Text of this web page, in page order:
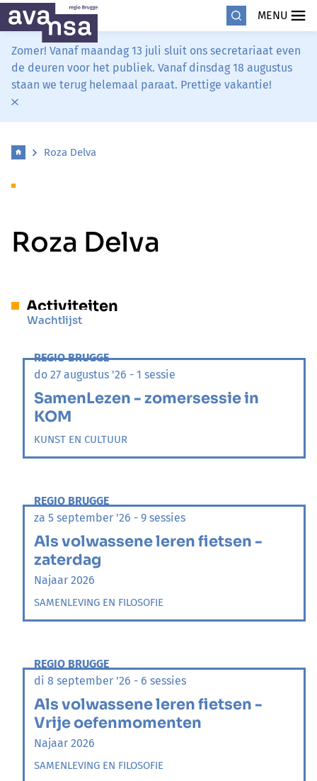
MENU
Zomer! Vanaf maandag 13 juli sluit ons secretariaat even
de deuren voor het publiek. Vanaf dinsdag 18 augustus
staan we terug helemaal paraat. Prettige vakantie!
Roza Delva
Roza Delva
Activiteiten
Wachtlijst
REGIO BRUGGE
do 27 augustus '26 - 1 sessie
SamenLezen - zomersessie in
KOM
KUNST EN CULTUUR
REGIO BRUGGE
za 5 september '26 - 9 sessies
Als volwassene leren fietsen -
zaterdag
Najaar 2026
SAMENLEVING EN FILOSOFIE
REGIO BRUGGE
di 8 september '26 - 6 sessies
Als volwassene leren fietsen -
Vrije oefenmomenten
Najaar 2026
SAMENLEVING EN FILOSOFIE